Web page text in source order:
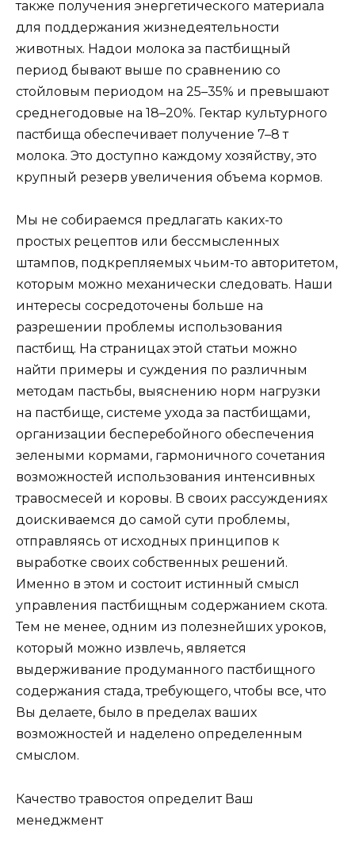
также получения энергетического материала
для поддержания жизнедеятельности
животных. Надои молока за пастбищный
период бывают выше по сравнению со
стойловым периодом на 25–35% и превышают
среднегодовые на 18–20%. Гектар культурного
пастбища обеспечивает получение 7–8 т
молока. Это доступно каждому хозяйству, это
крупный резерв увеличения объема кормов.
Мы не собираемся предлагать каких-то
простых рецептов или бессмысленных
штампов, подкрепляемых чьим-то авторитетом,
которым можно механически следовать. Наши
интересы сосредоточены больше на
разрешении проблемы использования
пастбищ. На страницах этой статьи можно
найти примеры и суждения по различным
методам пастьбы, выяснению норм нагрузки
на пастбище, системе ухода за пастбищами,
организации бесперебойного обеспечения
зелеными кормами, гармоничного сочетания
возможностей использования интенсивных
травосмесей и коровы. В своих рассуждениях
доискиваемся до самой сути проблемы,
отправляясь от исходных принципов к
выработке своих собственных решений.
Именно в этом и состоит истинный смысл
управления пастбищным содержанием скота.
Тем не менее, одним из полезнейших уроков,
который можно извлечь, является
выдерживание продуманного пастбищного
содержания стада, требующего, чтобы все, что
Вы делаете, было в пределах ваших
возможностей и наделено определенным
смыслом.
Качество травостоя определит Ваш
менеджмент